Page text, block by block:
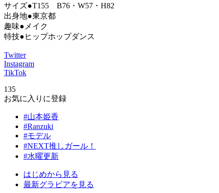
サイズ●T155 B76・W57・H82
出身地●東京都
趣味●メイク
特技●ヒップホップダンス
Twitter
Instagram
TikTok
135
お気に入りに登録
#山本姫香
#Ranzuki
#モデル
#NEXT推しガール！
#水曜更新
はじめから見る
最新グラビアを見る